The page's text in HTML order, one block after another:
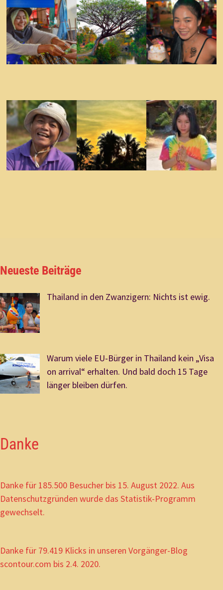
Neueste Beiträge
Thailand in den Zwanzigern: Nichts ist ewig.
Warum viele EU-Bürger in Thailand kein „Visa
on arrival“ erhalten. Und bald doch 15 Tage
länger bleiben dürfen.
Danke
Danke für 185.500 Besucher bis 15. August 2022. Aus
Datenschutzgründen wurde das Statistik-Programm
gewechselt.
Danke für 79.419 Klicks in unseren Vorgänger-Blog
scontour.com bis 2.4. 2020.